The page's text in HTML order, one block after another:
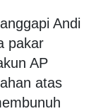
Andi
pakar
AP
atas